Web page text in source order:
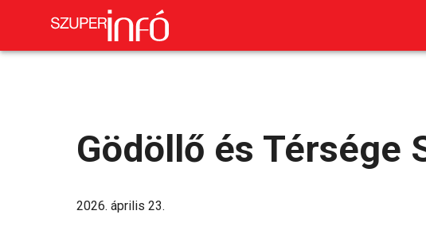
Gödöllő és Térsége
2026. április 23.